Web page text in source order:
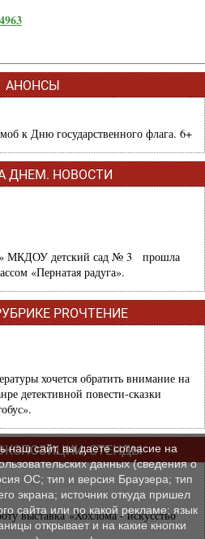
АНОНСЫ
к Дню государственного флага. 6+
ДНЕМ. НОВОСТИ
МКДОУ детский сад № 3 прошла
«Пернатая радуга».
PROЧТЕНИЕ
хочется обратить внимание на
детективной повести-сказки
СТЕНДЫ
выставка «Хохлома - искусство
наш сайт, вы даете согласие на
данных (сведения о
ОС; тип и версия Браузера; тип
экрана; источник откуда пришел
сайта или по какой рекламе; язык
открывает и на какие кнопки